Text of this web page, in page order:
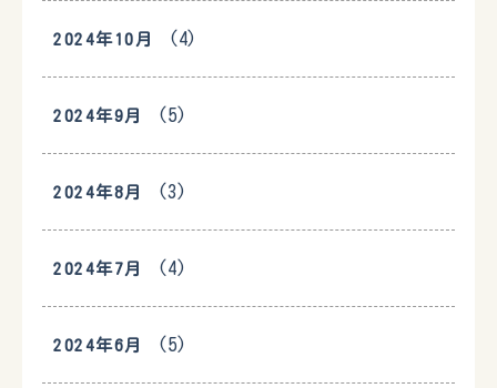
2024年10月 (4)
2024年9月 (5)
2024年8月 (3)
2024年7月 (4)
2024年6月 (5)